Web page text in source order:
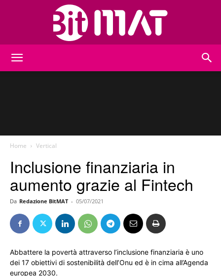
Home Vertical
Inclusione finanziaria in
aumento grazie al Fintech
Da Redazione BitMAT - 05/07/2021
Abbattere la povertà attraverso l’inclusione finanziaria è uno
dei 17 obiettivi di sostenibilità dell’Onu ed è in cima all’Agenda
europea 2030.